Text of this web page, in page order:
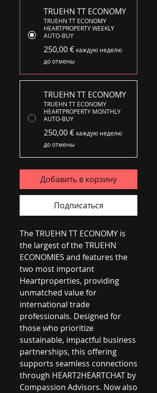
TRUEHN TT ECONOMY
TRUEHN TT ECONOMY
HEARTPROPERTY WEEKLY
AUTO-BUY
250,00 € каждую неделю
до отмены
TRUEHN TT ECONOMY
TRUEHN TT ECONOMY
HEARTPROPERTY MONTHLY
AUTO-BUY
250,00 € каждую неделю
до отмены
Добавить в корзину
Подписаться
The TRUEHN TT ECONOMY is
the largest of the TRUEHN
ECONOMIES and features the
two most important
Heartproperties, providing
unmatched value for
international trade
professionals. Designed for
those who prioritize
sustainable, impactful business
partnerships, this offering
supports seamless connections
through HEART2HEARTCHAT by
Compassion Advisors. Now also